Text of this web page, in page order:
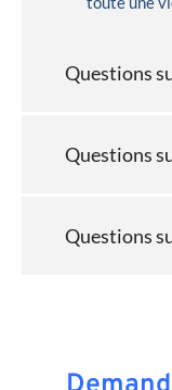
Questions
Questions
Questions